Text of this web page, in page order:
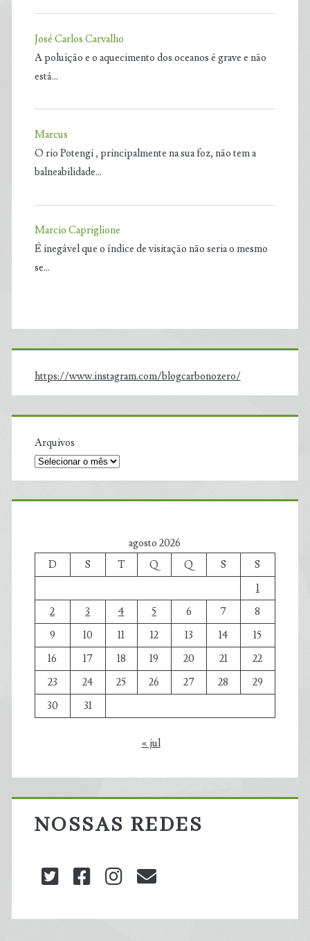
José Carlos Carvalho
A poluição e o aquecimento dos oceanos é grave e não
está…
Marcus
O rio Potengi , principalmente na sua foz, não tem a
balneabilidade…
Marcio Capriglione
É inegável que o índice de visitação não seria o mesmo
se…
https://www.instagram.com/blogcarbonozero/
Arquivos
agosto 2026
D
S T Q Q S
S
1
2
3 4 5 6 7
8
9
10 11 12 13 14
15
16
17 18 19 20 21
22
23
24 25 26 27 28
29
30
31
« jul
NOSSAS REDES
twitterfacebookinstagram